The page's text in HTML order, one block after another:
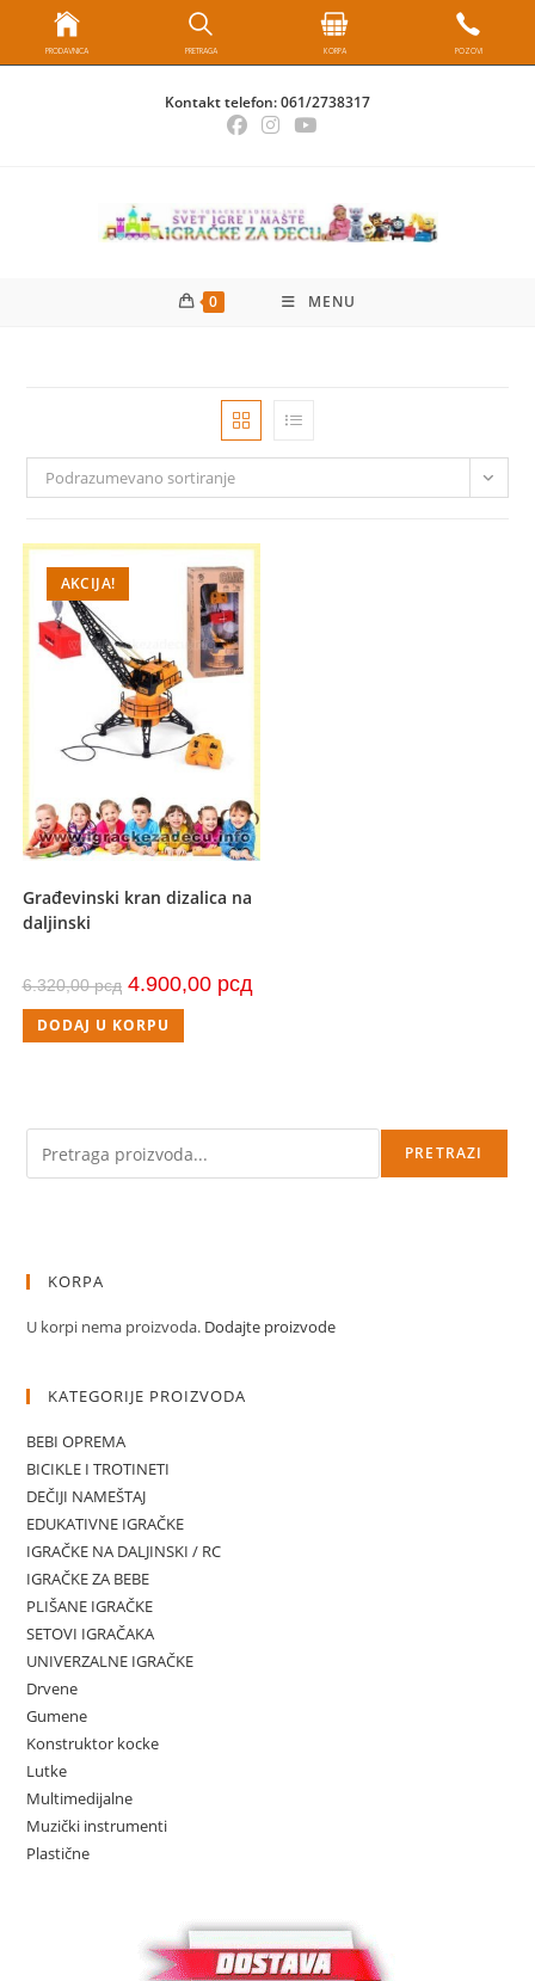
Kontakt telefon:061/2738317
0 MENU
Podrazumevano sortiranje
AKCIJA!
Građevinski kran dizalica na
daljinski
6.320,00рсд Originalna
cena
je
bila:
6.320,00 рсд.
4.900,00 рсд
cena
DODAJ U KORPU
PRETRAZI
KORPA
U korpi nema proizvoda. Dodajte proizvode
KATEGORIJE PROIZVODA
BEBI OPREMA
BICIKLE I TROTINETI
DEČIJI NAMEŠTAJ
EDUKATIVNE IGRAČKE
IGRAČKE NA DALJINSKI / RC
IGRAČKE ZA BEBE
PLIŠANE IGRAČKE
SETOVI IGRAČAKA
UNIVERZALNE IGRAČKE
Drvene
Gumene
Konstruktor kocke
Lutke
Multimedijalne
Muzički instrumenti
Plastične
PRODAVNICA PRETRAGA KORPA POZOVI